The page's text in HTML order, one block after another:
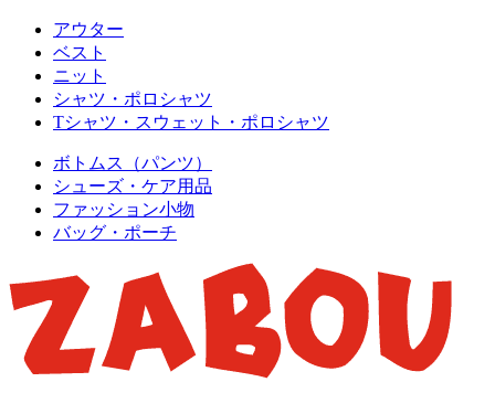
アウター
ベスト
ニット
シャツ・ポロシャツ
Tシャツ・スウェット・ポロシャツ
ボトムス（パンツ）
シューズ・ケア用品
ファッション小物
バッグ・ポーチ